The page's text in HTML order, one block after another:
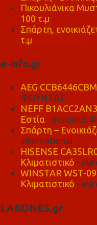
Πικουλιάνικα
100 τ.μ
Σπάρτη,
τ.μ
e-info.gr
AEG
ΦΟΥΝΤΑΣ
NEFF
Εστία - euronics
Σπάρτη –
international
HISENSE
Κλιματιστικό -
WINSTAR WST-
Κλιματιστικό -
LAKONES.gr